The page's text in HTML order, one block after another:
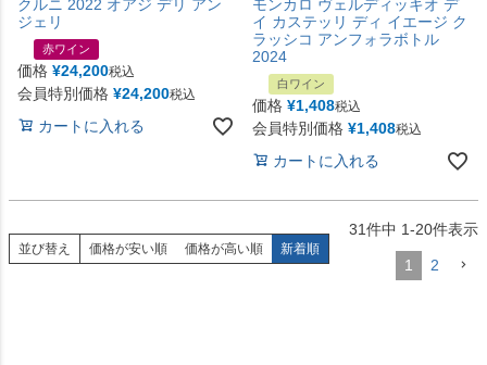
クルニ 2022 オアジ デリ アン
ジェリ
赤ワイン
価格 ¥24,200税込
会員特別価格 ¥24,200税込
カートに入れる
モンカロ ヴェルディッキオ デ
イ カステッリ ディ イエージ ク
ラッシコ アンフォラボトル
2024
白ワイン
価格 ¥1,408税込
会員特別価格 ¥1,408税込
カートに入れる
並び替え 価格が安い順 価格が高い順 新着順
31件中 1-20件表示
1 2